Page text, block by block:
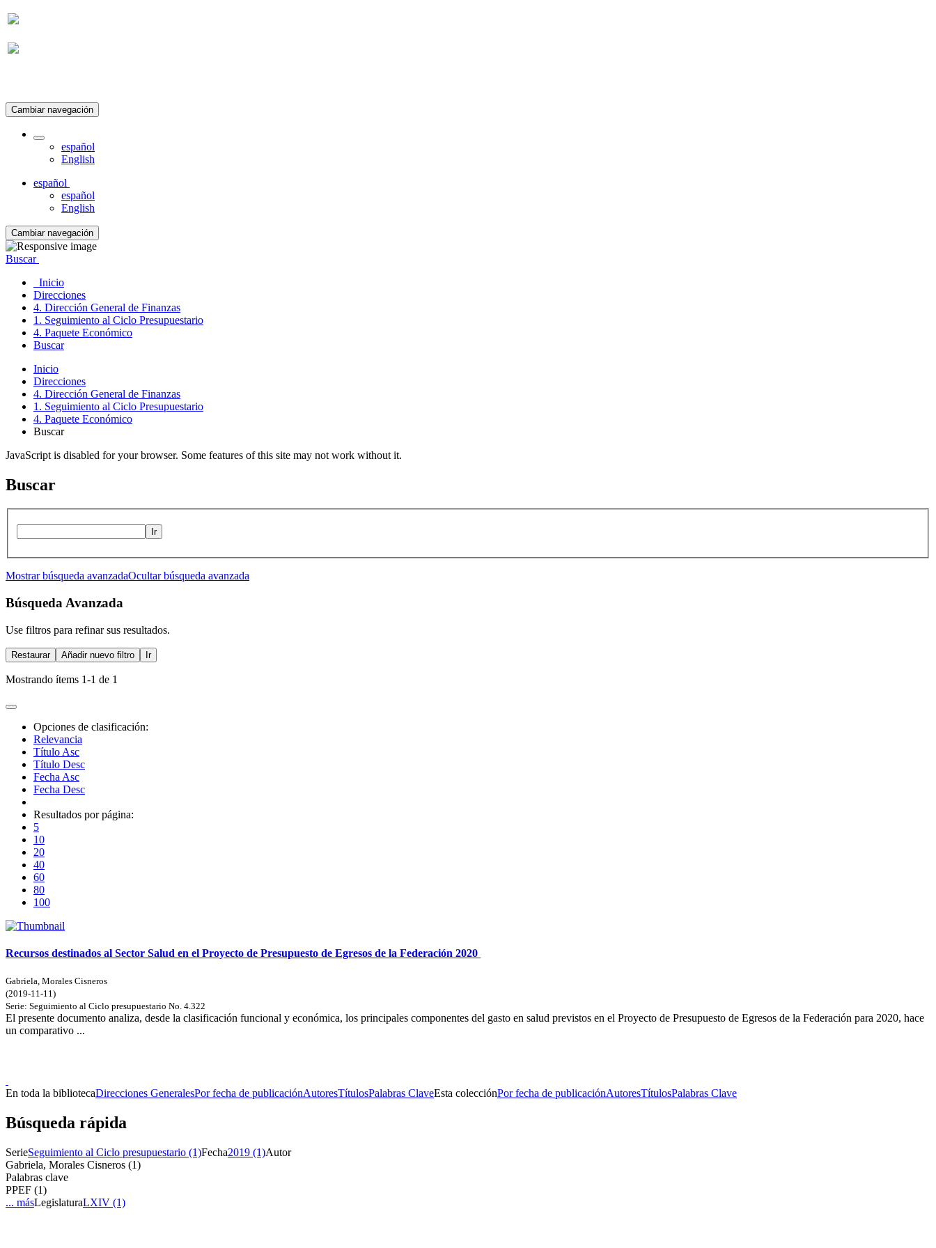
Cambiar navegación
español
English
español
español
English
Cambiar navegación
Buscar
Inicio
Direcciones
4. Dirección General de Finanzas
1. Seguimiento al Ciclo Presupuestario
4. Paquete Económico
Buscar
Inicio
Direcciones
4. Dirección General de Finanzas
1. Seguimiento al Ciclo Presupuestario
4. Paquete Económico
Buscar
JavaScript is disabled for your browser. Some features of this site may not work without it.
Buscar
Ir
Mostrar búsqueda avanzadaOcultar búsqueda avanzada
Búsqueda Avanzada
Use filtros para refinar sus resultados.
Restaurar Añadir nuevo filtro Ir
Mostrando ítems 1-1 de 1
Opciones de clasificación:
Relevancia
Título Asc
Título Desc
Fecha Asc
Fecha Desc
Resultados por página:
5
10
20
40
60
80
100
Recursos destinados al Sector Salud en el Proyecto de Presupuesto de Egresos de la Federación 2020
Gabriela, Morales Cisneros
(2019-11-11)
Serie: Seguimiento al Ciclo presupuestario No. 4.322
El presente documento analiza, desde la clasificación funcional y económica, los principales componentes del gasto en salud previstos en el Proyecto de Presupuesto de Egresos de la Federación para 2020, hace
un comparativo ...
En toda la bibliotecaDirecciones GeneralesPor fecha de publicaciónAutoresTítulosPalabras ClaveEsta colecciónPor fecha de publicaciónAutoresTítulosPalabras Clave
Búsqueda rápida
SerieSeguimiento al Ciclo presupuestario (1)Fecha2019 (1)Autor
Gabriela, Morales Cisneros (1)
Palabras clave
PPEF (1)
... másLegislaturaLXIV (1)